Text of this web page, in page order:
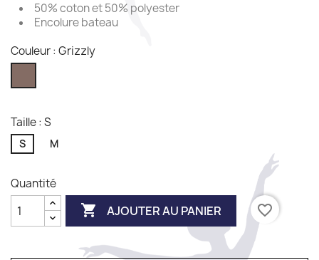
50% coton et 50% polyester
Encolure bateau
Couleur : Grizzly
Taille : S
S M
Quantité
 AJOUTER AU PANIER favorite_border